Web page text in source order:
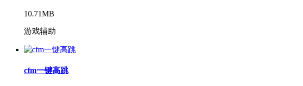
10.71MB
游戏辅助
cfm一键高跳